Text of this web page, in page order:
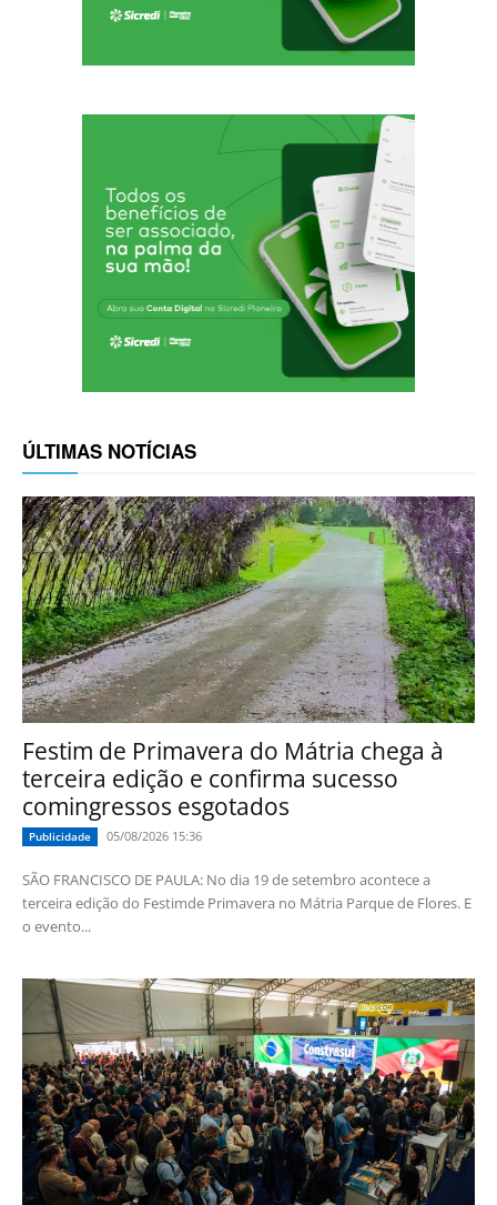
ÚLTIMAS NOTÍCIAS
Festim de Primavera do Mátria chega à
terceira edição e confirma sucesso
comingressos esgotados
Publicidade 05/08/2026 15:36
SÃO FRANCISCO DE PAULA: No dia 19 de setembro acontece a
terceira edição do Festimde Primavera no Mátria Parque de Flores. E
o evento...